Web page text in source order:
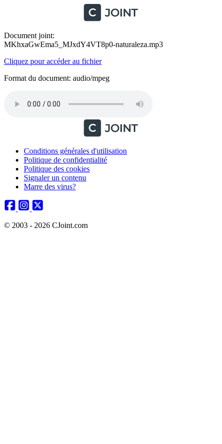
Document joint:
MKhxaGwEma5_MJxdY4VT8p0-naturaleza.mp3
Cliquez pour accéder au fichier
Format du document: audio/mpeg
Conditions générales d'utilisation
Politique de confidentialité
Politique des cookies
Signaler un contenu
Marre des virus?
© 2003 - 2026 CJoint.com